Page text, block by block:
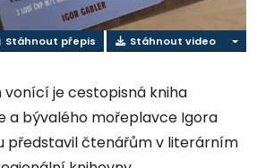
Stáhnout přepis Stáhnout video
je cestopisná kniha
a bývalého mořeplavce Igora
představil čtenářům v literárním